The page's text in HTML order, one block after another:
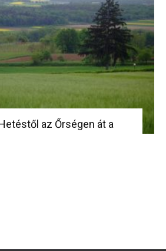
az Őrségen át a